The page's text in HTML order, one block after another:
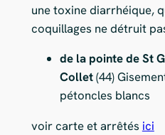
une toxine diarrhéique,
coquillages ne détruit
de la pointe de St
Collet(44)
pétoncles blancs
voir carte et arrêtés ici